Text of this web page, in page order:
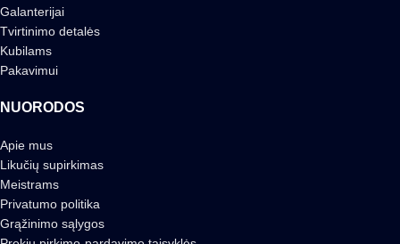
Galanterijai
Tvirtinimo detalės
Kubilams
Pakavimui
NUORODOS
Apie mus
Likučių supirkimas
Meistrams
Privatumo politika
Grąžinimo sąlygos